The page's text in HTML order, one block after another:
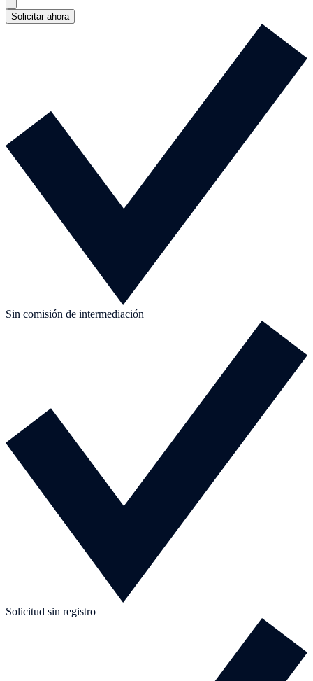
Solicitar ahora
Sin comisión de intermediación
Solicitud sin registro